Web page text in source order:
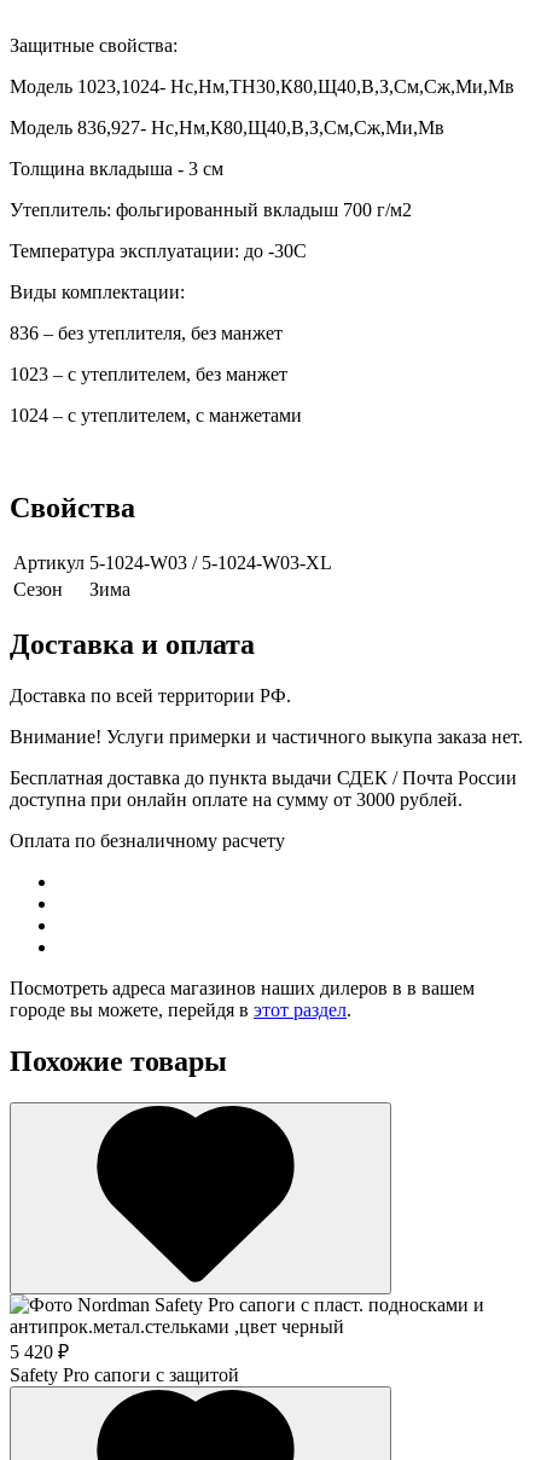
Защитные свойства:
Модель 1023,1024- Нс,Нм,ТН30,К80,Щ40,В,З,См,Сж,Ми,Мв
Модель 836,927- Нс,Нм,К80,Щ40,В,З,См,Сж,Ми,Мв
Толщина вкладыша - 3 см
Утеплитель: фольгированный вкладыш 700 г/м2
Температура эксплуатации: до -30С
Виды комплектации:
836 – без утеплителя, без манжет
1023 – с утеплителем, без манжет
1024 – с утеплителем, с манжетами
Свойства
Артикул 5-1024-W03 / 5-1024-W03-XL
Сезон
Зима
Доставка и оплата
Доставка по всей территории РФ.
Внимание! Услуги примерки и частичного выкупа заказа нет.
Бесплатная доставка до пункта выдачи СДЕК / Почта России
доступна при онлайн оплате на сумму от 3000 рублей.
Оплата по безналичному расчету
Посмотреть адреса магазинов наших дилеров в в вашем
городе вы можете, перейдя в этот раздел.
Похожие товары
5 420 ₽
Safety Pro сапоги с защитой